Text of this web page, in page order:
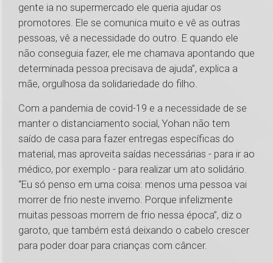
gente ia no supermercado ele queria ajudar os
promotores. Ele se comunica muito e vê as outras
pessoas, vê a necessidade do outro. E quando ele
não conseguia fazer, ele me chamava apontando que
determinada pessoa precisava de ajuda”, explica a
mãe, orgulhosa da solidariedade do filho.
Com a pandemia de covid-19 e a necessidade de se
manter o distanciamento social, Yohan não tem
saído de casa para fazer entregas específicas do
material, mas aproveita saídas necessárias - para ir ao
médico, por exemplo - para realizar um ato solidário.
“Eu só penso em uma coisa: menos uma pessoa vai
morrer de frio neste inverno. Porque infelizmente
muitas pessoas morrem de frio nessa época”, diz o
garoto, que também está deixando o cabelo crescer
para poder doar para crianças com câncer.